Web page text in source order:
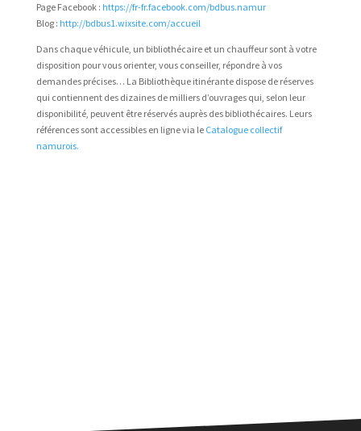
Page Facebook : https://fr-fr.facebook.com/bdbus.namur
Blog : http://bdbus1.wixsite.com/accueil
Dans chaque véhicule, un bibliothécaire et un chauffeur sont à votre
disposition pour vous orienter, vous conseiller, répondre à vos
demandes précises… La Bibliothèque itinérante dispose de réserves
qui contiennent des dizaines de milliers d’ouvrages qui, selon leur
disponibilité, peuvent être réservés auprès des bibliothécaires. Leurs
références sont accessibles en ligne via le Catalogue collectif
namurois.